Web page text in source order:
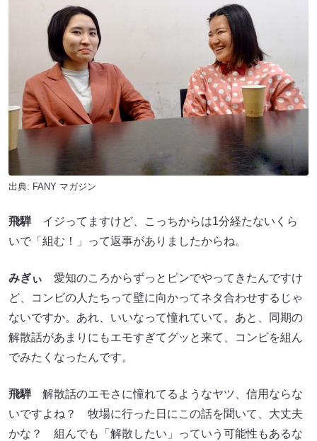
出典: FANY マガジン
飛騨 イジってますけど、こっちからは1分経たないくら
いで「組む！」って返事がありましたからね。
みぎぃ 愛知のころからずっとピンでやってきたんですけ
ど、コンビの人たちって壁に向かってネタ合わせするじゃ
ないですか。あれ、いいなって憧れていて。あと、同期の
解散話があまりにもエモすぎてグッと来て、コンビを組ん
でみたくなったんです。
飛騨 解散話のエモさに憧れてるようなヤツ、信用ならな
いですよね？ 牧場に行った日にこの話を聞いて、大丈夫
かな？ 組んでも「解散したい」っていう可能性もあるな